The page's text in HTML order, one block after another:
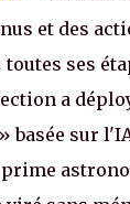
et des
toutes ses
a
basée sur